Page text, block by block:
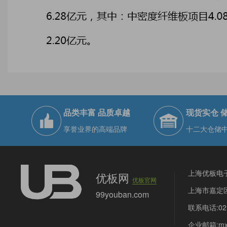
品类丰富 品质卓越
享誉业界的高端品牌
现货实仓
十二大仓储
优板网优板官网
99youban.com
上海优板电
上海市嘉定
联系电话
企业邮箱